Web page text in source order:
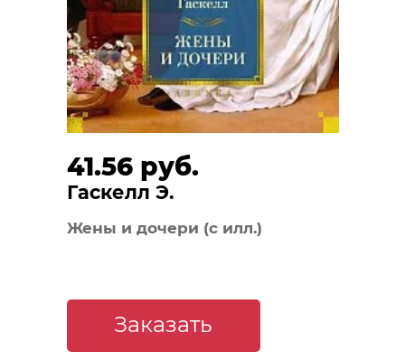
41.56 руб.
Гаскелл Э.
Жены и дочери (с илл.)
Заказать